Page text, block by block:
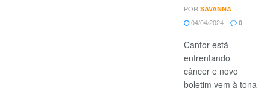
POR SAVANNA
04/04/2024 0
Cantor está
enfrentando
câncer e novo
boletim vem à tona